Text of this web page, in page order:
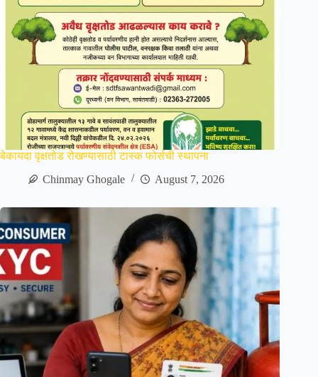
बेकायदा वृक्षतोड रोखण्यासाठी टास्क फोर्सची स्थापना
Chinmay Ghogale
August 7, 2026